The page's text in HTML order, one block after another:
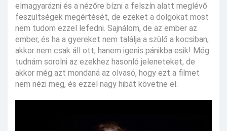
elmagyarázni és a nézőre bízni a felszín alatt meglévő
feszültségek megértését, de ezeket a dolgokat most
nem tudom ezzel lefedni. Sajnálom, de az ember az
ember, és ha a gyereket nem találja a szülő a kocsiban,
akkor nem csak áll ott, hanem igenis pánikba esik! Még
tudnám sorolni az ezekhez hasonló jeleneteket, de
akkor még azt mondaná az olvasó, hogy ezt a filmet
nem nézi meg, és ezzel nagy hibát követne el.